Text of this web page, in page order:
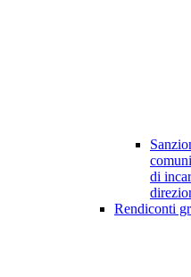
di
Rendiconti